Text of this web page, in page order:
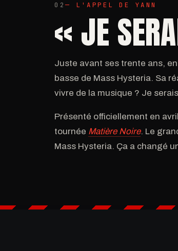
02 — L'APPEL DE YANN
« JE
Juste avant ses trente ans,
basse de Mass Hysteria. Sa
vivre de la musique ? Je
Présenté officiellement en
tournée Matière Noire. Le
Mass Hysteria. Ça a changé